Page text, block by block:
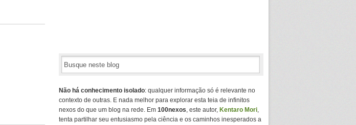
Não há conhecimento isolado: qualquer informação só é relevante no
contexto de outras. E nada melhor para explorar esta teia de infinitos
nexos do que um blog na rede. Em 100nexos, este autor, Kentaro Mori,
tenta partilhar seu entusiasmo pela ciência e os caminhos inesperados a